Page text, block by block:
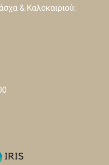
& Καλοκαιριού: